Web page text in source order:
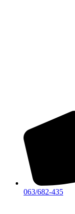
063/682-435